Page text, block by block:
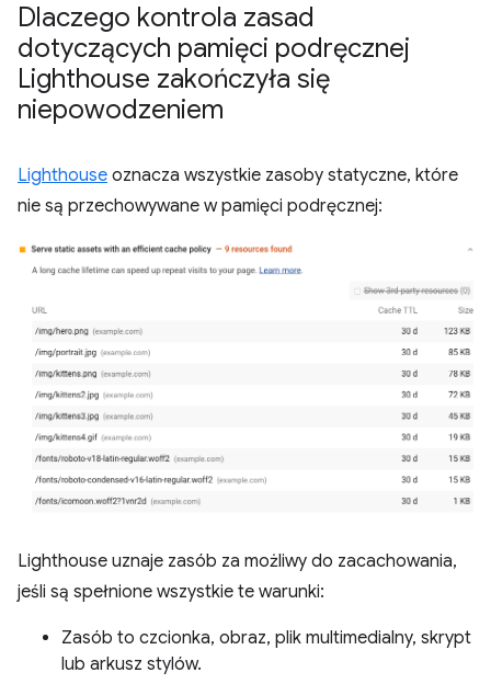
Dlaczego kontrola zasad
dotyczących pamięci podręcznej
Lighthouse zakończyła się
niepowodzeniem
Lighthouse oznacza wszystkie zasoby statyczne, które
nie są przechowywane w pamięci podręcznej:
Lighthouse uznaje zasób za możliwy do zacachowania,
jeśli są spełnione wszystkie te warunki:
Zasób to czcionka, obraz, plik multimedialny, skrypt
lub arkusz stylów.